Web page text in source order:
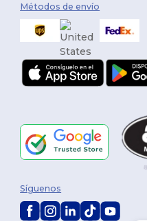
Métodos de envío
Síguenos